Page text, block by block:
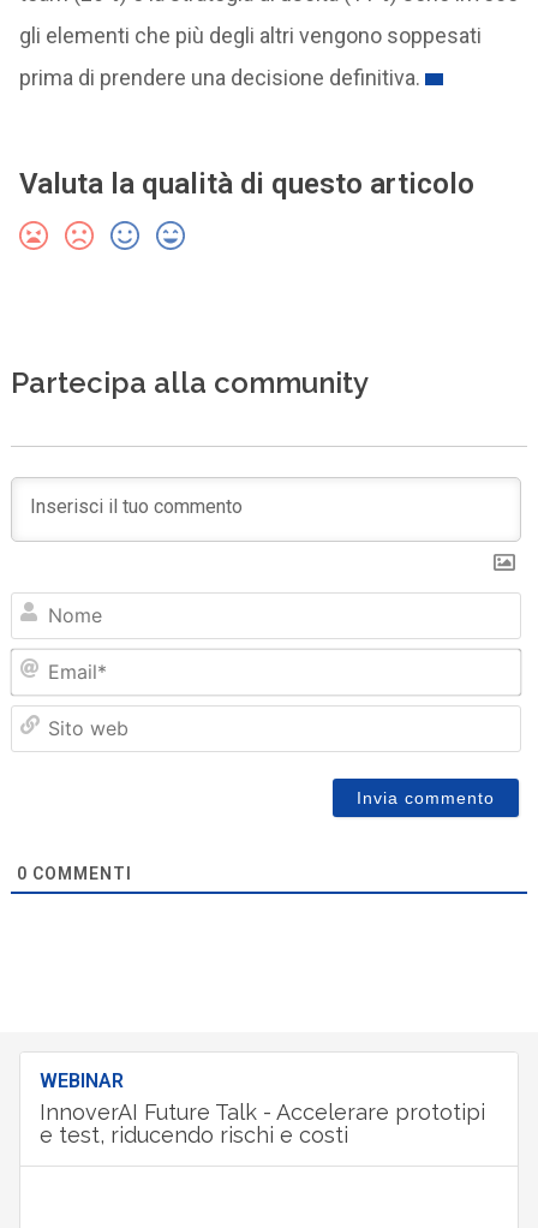
gli elementi che più degli altri vengono soppesati
prima di prendere una decisione definitiva.
Valuta la qualità di questo articolo
Partecipa alla community
0 COMMENTI
WEBINAR
InnoverAI Future Talk - Accelerare prototipi
e test, riducendo rischi e costi